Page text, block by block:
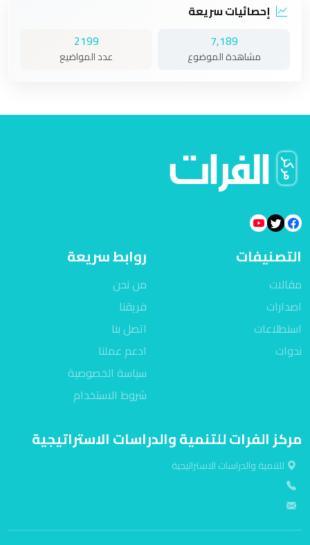
إحصائيات سريعة
7,189
مشاهدة الموضوع
2199
عدد المواضيع
التصنيفات
مقالات
اصدارات
استطلاعات
ندوات
روابط سريعة
من نحن
فريقنا
اتصل بنا
ادعم عملنا
سياسة الخصوصية
شروط الاستخدام
مركز الفرات للتنمية والدراسات الاستراتيجية
للتنمية والدراسات الاستراتيجية